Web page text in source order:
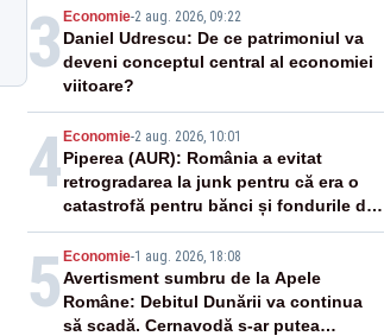
3 Economie-2 aug. 2026, 09:22
Daniel Udrescu: De ce patrimoniul va
deveni conceptul central al economiei
viitoare?
4 Economie-2 aug. 2026, 10:01
Piperea (AUR): România a evitat
retrogradarea la junk pentru că era o
catastrofă pentru bănci și fondurile de
pensii
5 Economie-1 aug. 2026, 18:08
Avertisment sumbru de la Apele
Române: Debitul Dunării va continua
să scadă. Cernavodă s-ar putea